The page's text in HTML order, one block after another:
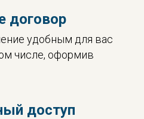
договор
удобным для вас
числе, оформив
доступ